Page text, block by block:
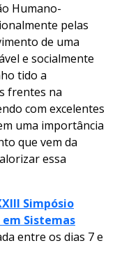
Humano-
pelas
de uma
e socialmente
tido a
frentes na
com excelentes
uma importância
que vem da
essa
Simpósio
Sistemas
entre os dias 7 e